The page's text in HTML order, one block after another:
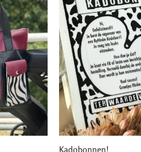
Kadobonnen!